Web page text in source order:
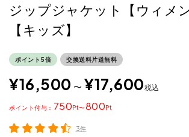
ジップジャケット【ウィメン
【キッズ】
ポイント5倍 交換送料片道無料
¥16,500 〜 ¥17,600税込
750 〜800
ポイント
3件